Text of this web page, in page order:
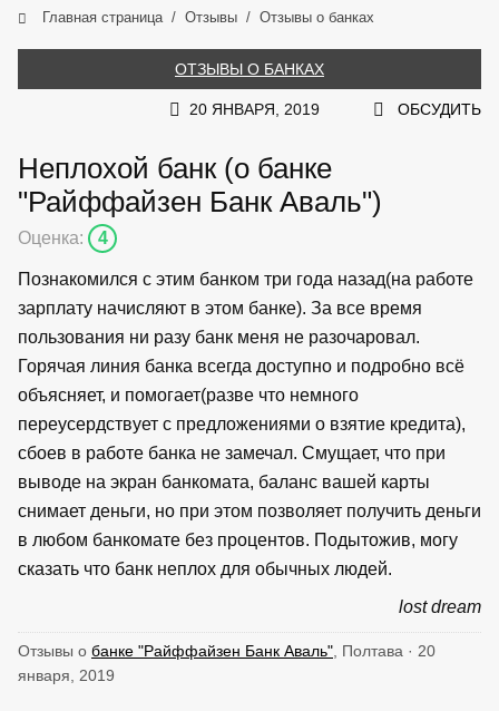
Главная страница Отзывы Отзывы о банках
ОТЗЫВЫ О БАНКАХ
20 ЯНВАРЯ, 2019 ОБСУДИТЬ
Неплохой банк (о банке
"Райффайзен Банк Аваль")
Оценка: 4
Познакомился с этим банком три года назад(на работе
зарплату начисляют в этом банке). За все время
пользования ни разу банк меня не разочаровал.
Горячая линия банка всегда доступно и подробно всё
объясняет, и помогает(разве что немного
переусердствует с предложениями о взятие кредита),
сбоев в работе банка не замечал. Смущает, что при
выводе на экран банкомата, баланс вашей карты
снимает деньги, но при этом позволяет получить деньги
в любом банкомате без процентов. Подытожив, могу
сказать что банк неплох для обычных людей.
lost dream
Отзывы о банке "Райффайзен Банк Аваль" , Полтава · 20
января, 2019